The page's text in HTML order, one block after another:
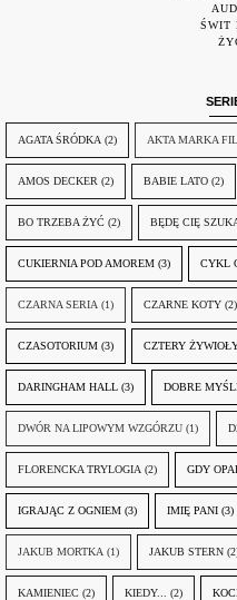
ŚWIT
AGATA ŚRÓDKA (2) AKTA MARKA
AMOS DECKER (2) BABIE LATO (2)
BO TRZEBA ŻYĆ (2) BĘDĘ CIĘ
CUKIERNIA POD AMOREM (3) CYKL
CZARNA SERIA (1) CZARNE KOTY (2)
CZASOTORIUM (3) CZTERY
DARINGHAM HALL (3) DOBRE
DWÓR NA LIPOWYM WZGÓRZU (1)
FLORENCKA TRYLOGIA (2) GDY
IGRAJĄC Z OGNIEM (3) IMIĘ PANI (3)
JAKUB MORTKA (1) JAKUB STERN
KAMIENIEC (2) KIEDY... (2)